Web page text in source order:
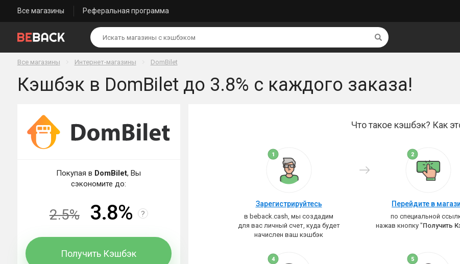
Все магазины Реферальная программа
Найти
Все магазины Интернет-магазины DomBilet
Кэшбэк в DomBilet до 3.8% с каждого заказа!
Что такое кэшбэк? Как
Зарегистрируйтесь
в beback.cash, мы создадим
для вас личный счет, куда будет
начислен ваш кэшбэк
Перейдите в
по специальной
нажав кнопку "Получить
Покупая в DomBilet, Вы
сэкономите до:
2.5% 3.8% ?
Получить Кэшбэк